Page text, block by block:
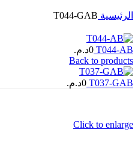
الرئيسية T044-GAB
T044-AB
0د.م.
Back to products
T037-GAB
0د.م.
Click to enlarge